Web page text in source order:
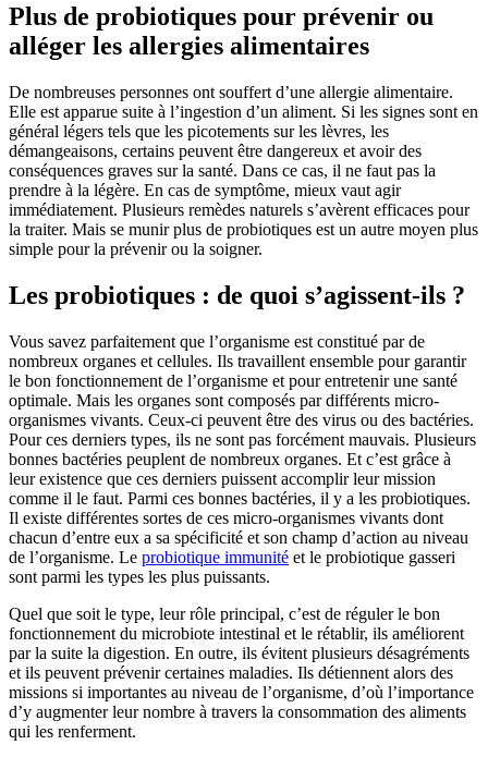
Plus de probiotiques pour prévenir ou
alléger les allergies alimentaires
De nombreuses personnes ont souffert d’une allergie alimentaire.
Elle est apparue suite à l’ingestion d’un aliment. Si les signes sont en
général légers tels que les picotements sur les lèvres, les
démangeaisons, certains peuvent être dangereux et avoir des
conséquences graves sur la santé. Dans ce cas, il ne faut pas la
prendre à la légère. En cas de symptôme, mieux vaut agir
immédiatement. Plusieurs remèdes naturels s’avèrent efficaces pour
la traiter. Mais se munir plus de probiotiques est un autre moyen plus
simple pour la prévenir ou la soigner.
Les probiotiques : de quoi s’agissent-ils ?
Vous savez parfaitement que l’organisme est constitué par de
nombreux organes et cellules. Ils travaillent ensemble pour garantir
le bon fonctionnement de l’organisme et pour entretenir une santé
optimale. Mais les organes sont composés par différents micro-
organismes vivants. Ceux-ci peuvent être des virus ou des bactéries.
Pour ces derniers types, ils ne sont pas forcément mauvais. Plusieurs
bonnes bactéries peuplent de nombreux organes. Et c’est grâce à
leur existence que ces derniers puissent accomplir leur mission
comme il le faut. Parmi ces bonnes bactéries, il y a les probiotiques.
Il existe différentes sortes de ces micro-organismes vivants dont
chacun d’entre eux a sa spécificité et son champ d’action au niveau
de l’organisme. Le probiotique immunité et le probiotique gasseri
sont parmi les types les plus puissants.
Quel que soit le type, leur rôle principal, c’est de réguler le bon
fonctionnement du microbiote intestinal et le rétablir, ils améliorent
par la suite la digestion. En outre, ils évitent plusieurs désagréments
et ils peuvent prévenir certaines maladies. Ils détiennent alors des
missions si importantes au niveau de l’organisme, d’où l’importance
d’y augmenter leur nombre à travers la consommation des aliments
qui les renferment.